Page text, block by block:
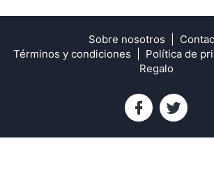
Sobre nosotros
Términos y condiciones
Política de
Regalo